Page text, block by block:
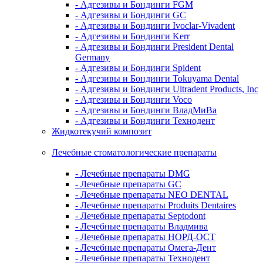
- Адгезивы и Бондинги FGM
- Адгезивы и Бондинги GC
- Адгезивы и Бондинги Ivoclar-Vivadent
- Адгезивы и Бондинги Kerr
- Адгезивы и Бондинги President Dental
Germany
- Адгезивы и Бондинги Spident
- Адгезивы и Бондинги Tokuyama Dental
- Адгезивы и Бондинги Ultradent Products, Inc
- Адгезивы и Бондинги Voco
- Адгезивы и Бондинги ВладМиВа
- Адгезивы и Бондинги Технодент
Жидкотекучий композит
Лечебные стоматологические препараты
- Лечебные препараты DMG
- Лечебные препараты GC
- Лечебные препараты NEO DENTAL
- Лечебные препараты Produits Dentaires
- Лечебные препараты Septodont
- Лечебные препараты Владмива
- Лечебные препараты НОРД-ОСТ
- Лечебные препараты Омега-Дент
- Лечебные препараты Технодент